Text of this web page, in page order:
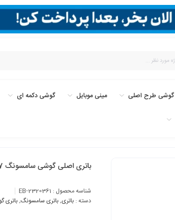
گوشی طرح اصلی مینی موبایل گوشی دکمه ای
باتری اصلی گوشی سامسونگ A7 2017 مدل EB-BA720ABE
شناسه محصول : EB-2320361
دسته : باتری,باتری سامسونگ,باتری